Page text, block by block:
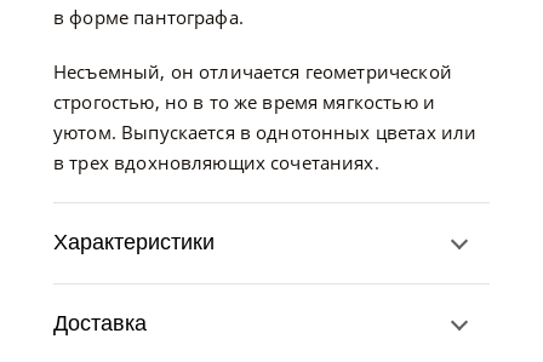
в форме пантографа.
Несъемный, он отличается геометрической
строгостью, но в то же время мягкостью и
уютом. Выпускается в однотонных цветах или
в трех вдохновляющих сочетаниях.
Характеристики
Доставка